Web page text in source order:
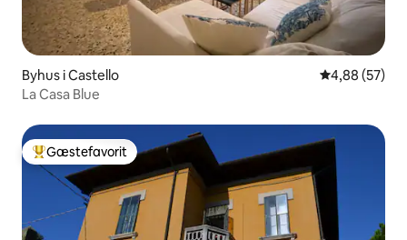
Byhus i Castello 4,88 ud af 5 i
4,88 (57)
La Casa Blue
Bedste gæstefavorit
Gæstefavorit